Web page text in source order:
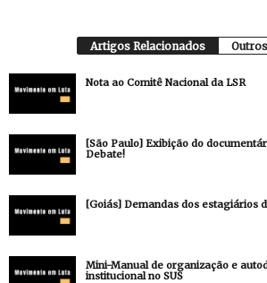
Artigos Relacionados
Nota ao Comitê Nacional da LSR
[São Paulo] Exibição do
Debate!
[Goiás] Demandas dos estagiários
Mini-Manual de organização e
institucional no SUS